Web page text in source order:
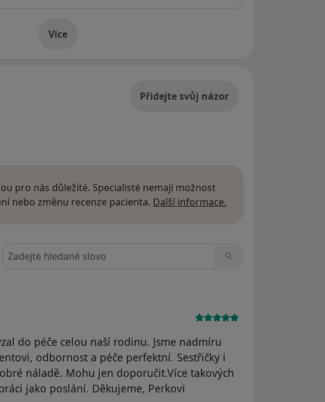
Víceo adrese
Přidejte svůj názor
pro nás důležité. Specialisté nemají možnost
nebo změnu recenze pacienta. Další informace.
Hledejte v názorech
do péče celou naší rodinu. Jsme nadmíru
odbornost a péče perfektní. Sestřičky i
náladě. Mohu jen doporučit.Více takových
jako poslání. Děkujeme, Perkovi